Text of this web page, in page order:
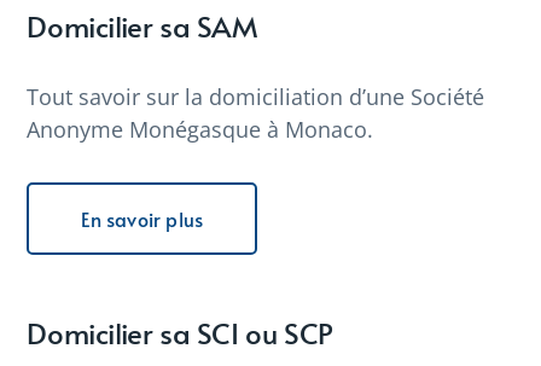
Domicilier sa SAM
Tout savoir sur la domiciliation d’une Société
Anonyme Monégasque à Monaco.
En savoir plus
Domicilier sa SCI ou SCP